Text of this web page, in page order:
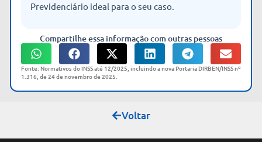
Previdenciário ideal para o seu caso.
Compartilhe essa informação com outras pessoas
Fonte: Normativos do INSS até 12/2025, incluindo a nova Portaria DIRBEN/INSS nº
1.316, de 24 de novembro de 2025.
Voltar